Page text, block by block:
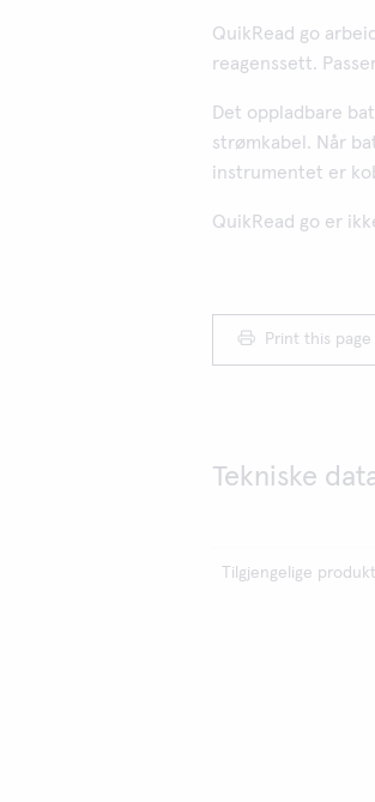
QuikRead go
reagenssett.
Det oppladbare
strømkabel. Når
instrumentet er
QuikRead go er
Print this page
Tekniske
Tilgjengelige